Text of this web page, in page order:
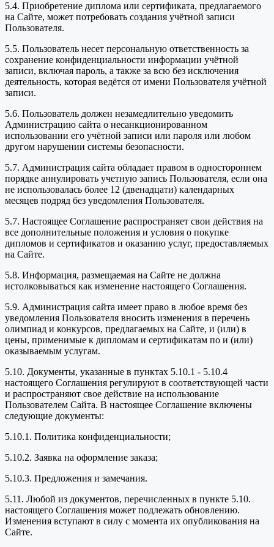
5.4. Приобретение диплома или сертификата, предлагаемого
на Сайте, может потребовать создания учётной записи
Пользователя.
5.5. Пользователь несет персональную ответственность за
сохранение конфиденциальности информации учётной
записи, включая пароль, а также за всю без исключения
деятельность, которая ведётся от имени Пользователя учётной
записи.
5.6. Пользователь должен незамедлительно уведомить
Администрацию сайта о несанкционированном
использовании его учётной записи или пароля или любом
другом нарушении системы безопасности.
5.7. Администрация сайта обладает правом в одностороннем
порядке аннулировать учетную запись Пользователя, если она
не использовалась более 12 (двенадцати) календарных
месяцев подряд без уведомления Пользователя.
5.7. Настоящее Соглашение распространяет свои действия на
все дополнительные положения и условия о покупке
дипломов и сертификатов и оказанию услуг, предоставляемых
на Сайте.
5.8. Информация, размещаемая на Сайте не должна
истолковываться как изменение настоящего Соглашения.
5.9. Администрация сайта имеет право в любое время без
уведомления Пользователя вносить изменения в перечень
олимпиад и конкурсов, предлагаемых на Сайте, и (или) в
цены, применимые к дипломам и сертификатам по и (или)
оказываемым услугам.
5.10. Документы, указанные в пунктах 5.10.1 - 5.10.4
настоящего Соглашения регулируют в соответствующей части
и распространяют свое действие на использование
Пользователем Сайта. В настоящее Соглашение включены
следующие документы:
5.10.1. Политика конфиденциальности;
5.10.2. Заявка на оформление заказа;
5.10.3. Предложения и замечания.
5.11. Любой из документов, перечисленных в пункте 5.10.
настоящего Соглашения может подлежать обновлению.
Изменения вступают в силу с момента их опубликования на
Сайте.